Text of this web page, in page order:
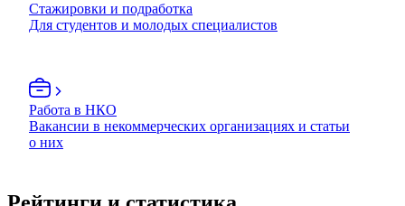
Стажировки и подработка
Для студентов и молодых специалистов
Работа в НКО
Вакансии в некоммерческих организациях и статьи
о них